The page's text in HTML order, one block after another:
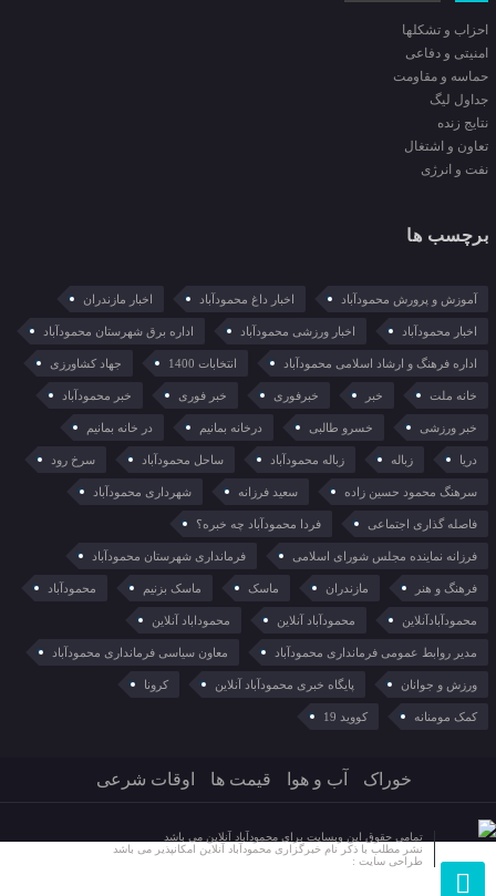
احزاب و تشکلها
امنیتی و دفاعی
حماسه و مقاومت
جداول لیگ
نتایج زنده
تعاون و اشتغال
نفت و انرژی
برچسب ها
آموزش و پرورش محمودآباد اخبار داغ محمودآباد اخبار مازندران
اخبار محمودآباد اخبار ورزشی محمودآباد اداره برق شهرستان محمودآباد
اداره فرهنگ و ارشاد اسلامی محمودآباد انتخابات 1400 جهاد کشاورزی
خانه ملت خبر خبرفوری خبر فوری خبر محمودآباد
خبر ورزشی خسرو طالبی درخانه بمانیم در خانه بمانیم
دریا زباله زباله محمودآباد ساحل محمودآباد سرخ رود
سرهنگ محمود حسین زاده سعید فرزانه شهرداری محمودآباد
فاصله گذاری اجتماعی فردا محمودآباد چه خبره؟
فرزانه نماینده مجلس شورای اسلامی فرمانداری شهرستان محمودآباد
فرهنگ و هنر مازندران ماسک ماسک بزنیم محمودآباد
محمودآبادآنلاین محمودآباد آنلاین محموداباد آنلاین
مدیر روابط عمومی فرمانداری محمودآباد معاون سیاسی فرمانداری محمودآباد
ورزش و جوانان پایگاه خبری محمودآباد آنلاین کرونا
کمک مومنانه کووید 19
خوراک آب و هوا قیمت ها اوقات شرعی
تمامی حقوق این وبسایت برای محمودآباد آنلاین می باشد
نشر مطلب با ذکر نام خبرگزاری محمودآباد آنلاین امکانپذیر می باشد
طراحی سایت :